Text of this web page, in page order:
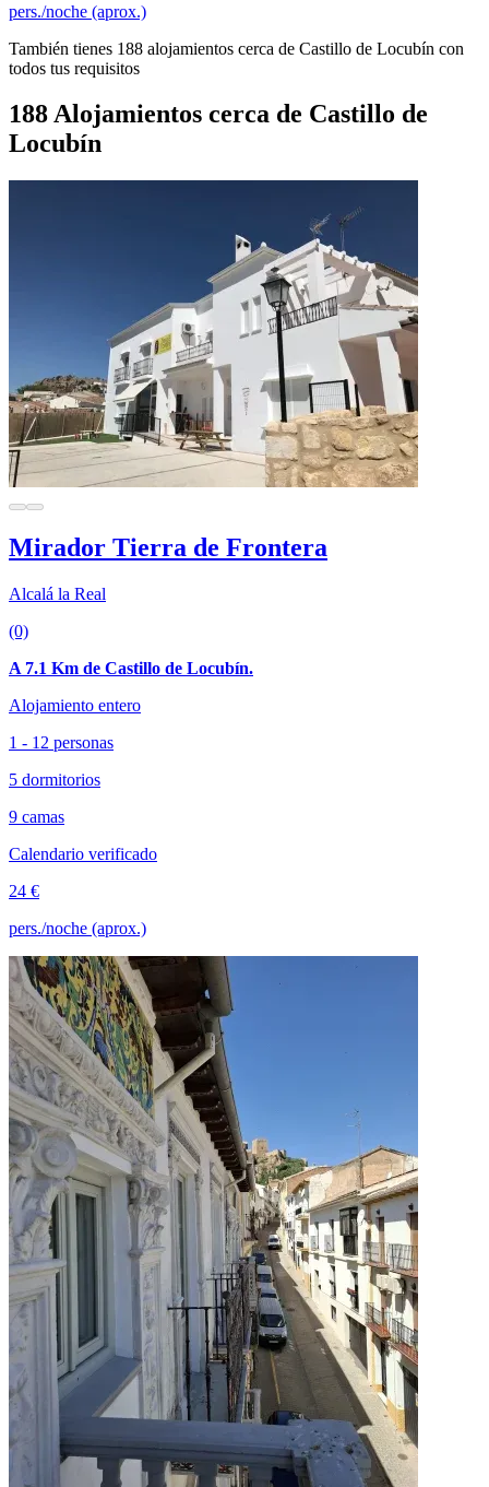
pers./noche (aprox.)
También tienes 188 alojamientos cerca de Castillo de Locubín con
todos tus requisitos
188 Alojamientos cerca de Castillo de
Locubín
Mirador Tierra de Frontera
Alcalá la Real
(0)
A 7.1 Km de Castillo de Locubín.
Alojamiento entero
1 - 12 personas
5 dormitorios
9 camas
Calendario verificado
24 €
pers./noche (aprox.)